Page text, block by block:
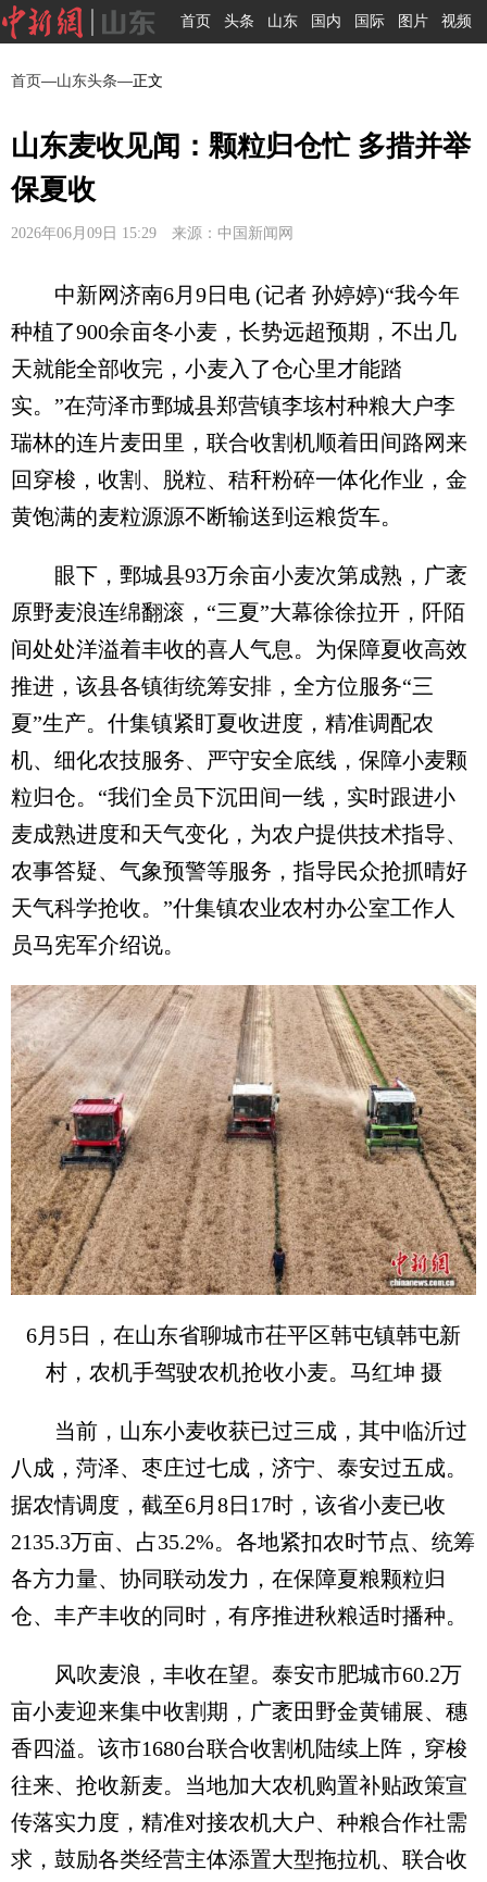
首页 头条 山东 国内 国际 图片 视频
首页—山东头条—正文
山东麦收见闻：颗粒归仓忙 多措并举
保夏收
2026年06月09日 15:29 来源：中国新闻网
中新网济南6月9日电 (记者 孙婷婷)“我今年
种植了900余亩冬小麦，长势远超预期，不出几
天就能全部收完，小麦入了仓心里才能踏
实。”在菏泽市鄄城县郑营镇李垓村种粮大户李
瑞林的连片麦田里，联合收割机顺着田间路网来
回穿梭，收割、脱粒、秸秆粉碎一体化作业，金
黄饱满的麦粒源源不断输送到运粮货车。
眼下，鄄城县93万余亩小麦次第成熟，广袤
原野麦浪连绵翻滚，“三夏”大幕徐徐拉开，阡陌
间处处洋溢着丰收的喜人气息。为保障夏收高效
推进，该县各镇街统筹安排，全方位服务“三
夏”生产。什集镇紧盯夏收进度，精准调配农
机、细化农技服务、严守安全底线，保障小麦颗
粒归仓。“我们全员下沉田间一线，实时跟进小
麦成熟进度和天气变化，为农户提供技术指导、
农事答疑、气象预警等服务，指导民众抢抓晴好
天气科学抢收。”什集镇农业农村办公室工作人
员马宪军介绍说。
6月5日，在山东省聊城市茌平区韩屯镇韩屯新
村，农机手驾驶农机抢收小麦。马红坤 摄
当前，山东小麦收获已过三成，其中临沂过
八成，菏泽、枣庄过七成，济宁、泰安过五成。
据农情调度，截至6月8日17时，该省小麦已收
2135.3万亩、占35.2%。各地紧扣农时节点、统筹
各方力量、协同联动发力，在保障夏粮颗粒归
仓、丰产丰收的同时，有序推进秋粮适时播种。
风吹麦浪，丰收在望。泰安市肥城市60.2万
亩小麦迎来集中收割期，广袤田野金黄铺展、穗
香四溢。该市1680台联合收割机陆续上阵，穿梭
往来、抢收新麦。当地加大农机购置补贴政策宣
传落实力度，精准对接农机大户、种粮合作社需
求，鼓励各类经营主体添置大型拖拉机、联合收